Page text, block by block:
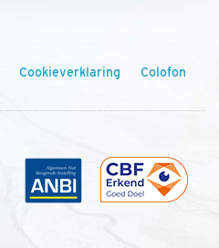
Cookieverklaring Colofon